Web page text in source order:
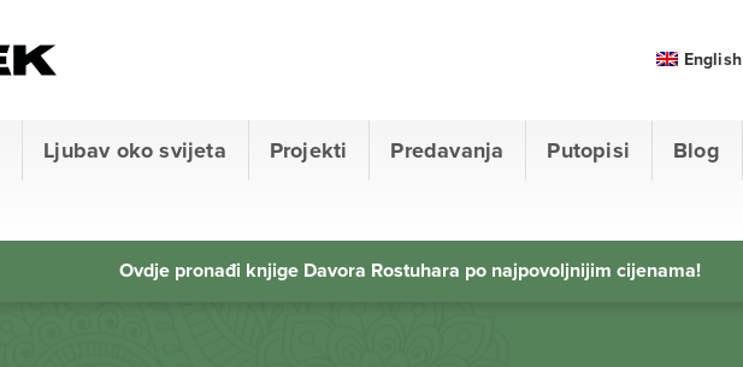
Ljubav oko svijeta Projekti Predavanja Putopisi Blog
English
Ovdje pronađi knjige Davora Rostuhara po najpovoljnijim cijenama!